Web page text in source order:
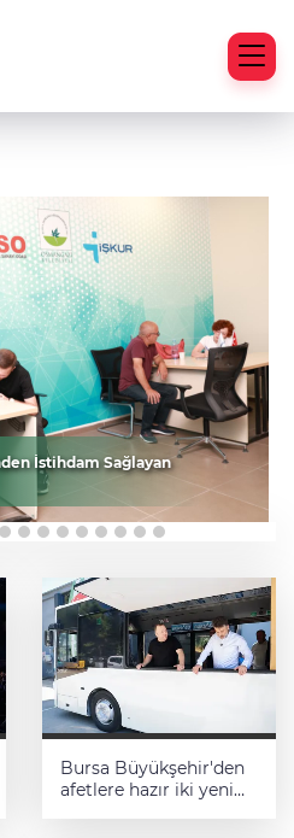
İstihdam Sağlayan
Bursa Büyükşehir'den
afetlere hazır iki yeni